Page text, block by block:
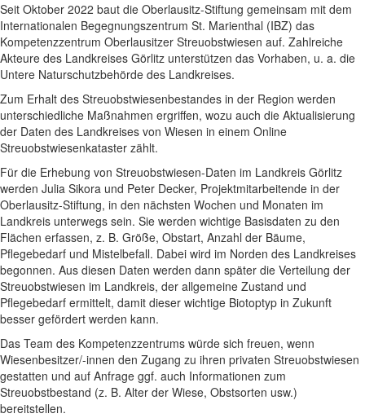
Seit Oktober 2022 baut die Oberlausitz-Stiftung gemeinsam mit dem
Internationalen Begegnungszentrum St. Marienthal (IBZ) das
Kompetenzzentrum Oberlausitzer Streuobstwiesen auf. Zahlreiche
Akteure des Landkreises Görlitz unterstützen das Vorhaben, u. a. die
Untere Naturschutzbehörde des Landkreises.
Zum Erhalt des Streuobstwiesenbestandes in der Region werden
unterschiedliche Maßnahmen ergriffen, wozu auch die Aktualisierung
der Daten des Landkreises von Wiesen in einem Online
Streuobstwiesenkataster zählt.
Für die Erhebung von Streuobstwiesen-Daten im Landkreis Görlitz
werden Julia Sikora und Peter Decker, Projektmitarbeitende in der
Oberlausitz-Stiftung, in den nächsten Wochen und Monaten im
Landkreis unterwegs sein. Sie werden wichtige Basisdaten zu den
Flächen erfassen, z. B. Größe, Obstart, Anzahl der Bäume,
Pflegebedarf und Mistelbefall. Dabei wird im Norden des Landkreises
begonnen. Aus diesen Daten werden dann später die Verteilung der
Streuobstwiesen im Landkreis, der allgemeine Zustand und
Pflegebedarf ermittelt, damit dieser wichtige Biotoptyp in Zukunft
besser gefördert werden kann.
Das Team des Kompetenzzentrums würde sich freuen, wenn
Wiesenbesitzer/-innen den Zugang zu ihren privaten Streuobstwiesen
gestatten und auf Anfrage ggf. auch Informationen zum
Streuobstbestand (z. B. Alter der Wiese, Obstsorten usw.)
bereitstellen.